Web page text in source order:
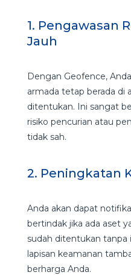
1. Pengawasan
Jauh
Dengan Geofence,
armada tetap berada di
ditentukan. Ini sangat
risiko pencurian atau
tidak sah.
2. Peningkatan
Anda akan dapat
bertindak jika ada aset
sudah ditentukan tanpa
lapisan keamanan
berharga Anda.